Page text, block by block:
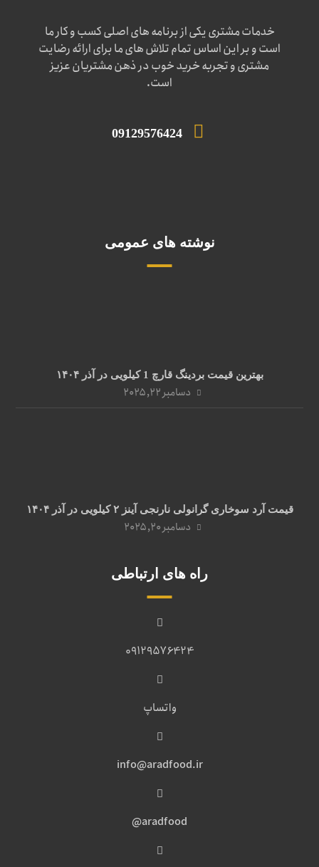
خدمات مشتری یکی از برنامه های اصلی کسب و کار ما
است و بر این اساس تمام تلاش های ما برای ارائه رضایت
مشتری و تجربه خرید خوب در ذهن مشتریان عزیز
است.
09129576424
نوشته های عمومی
بهترین قیمت بردینگ قارچ 1 کیلویی در آذر ۱۴۰۴
دسامبر ۲۲, ۲۰۲۵
قیمت آرد سوخاری گرانولی نارنجی آینز ۲ کیلویی در آذر ۱۴۰۴
دسامبر ۲۰, ۲۰۲۵
راه های ارتباطی
09129576424
واتساپ
info@aradfood.ir
aradfood@